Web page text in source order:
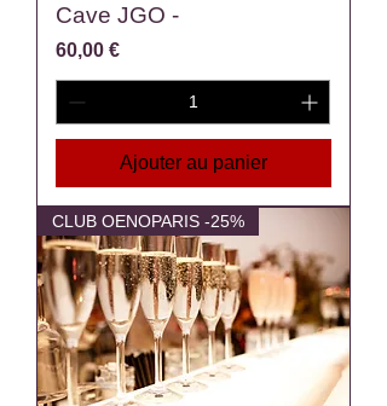
Cave JGO -
Prix
60,00 €
Ajouter au panier
CLUB OENOPARIS -25%